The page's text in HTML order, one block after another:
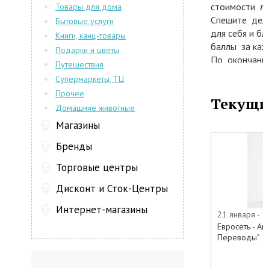
стоимости
Спешите
для себя и
баллы за
По
размере
21 января -
Евросеть -
Переводы"
Товары для дома
Бытовые услуги
Книги, канц-товары
Подарки и цветы
Путешествия
Супермаркеты, ТЦ
Прочее
Домашние животные
Магазины
Бренды
Торговые центры
Дисконт и Сток-Центры
Интернет-магазины